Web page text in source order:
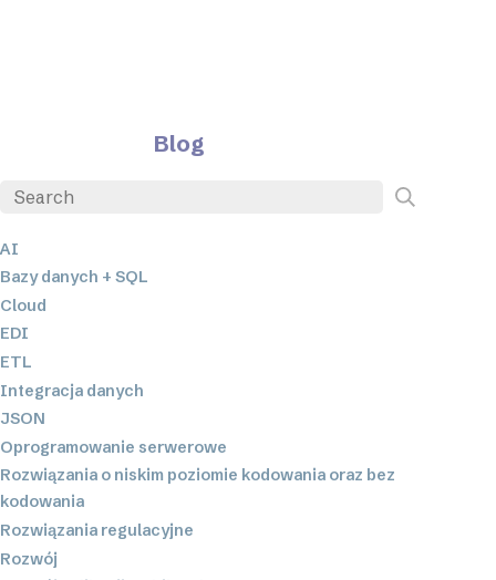
Blog
AI
Bazy danych + SQL
Cloud
EDI
ETL
Integracja danych
JSON
Oprogramowanie serwerowe
Rozwiązania o niskim poziomie kodowania oraz bez
kodowania
Rozwiązania regulacyjne
Rozwój